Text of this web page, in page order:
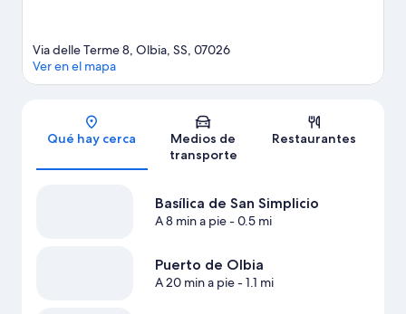
Sección del mapa
Via delle Terme 8, Olbia, SS, 07026
Ver en el mapa
Qué hay cerca
Medios de
transporte
Restaurantes
Basílica de San Simplicio
A 8 min a pie- 0.5 mi
Puerto de Olbia
A 20 min a pie- 1.1 mi